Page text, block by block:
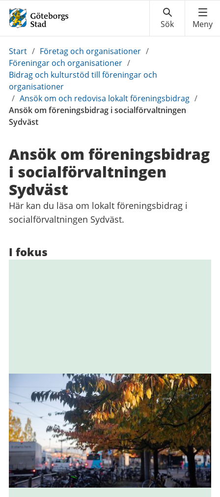
Du
är
här:
Start / Företag och organisationer /
Föreningar och organisationer /
Bidrag och kulturstöd till föreningar och
organisationer
/ Ansök om och redovisa lokalt föreningsbidrag /
Ansök om föreningsbidrag i socialförvaltningen
Sydväst
Ansök om föreningsbidrag
i social­förvaltningen
Sydväst
Här kan du läsa om lokalt föreningsbidrag i
socialförvaltningen Sydväst.
I fokus